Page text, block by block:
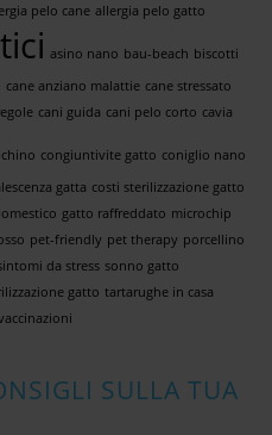
pelo cane allergia pelo gatto
asino nano bau-beach biscotti
cane anziano malattie cane stressato
cani guida cani pelo corto cavia
congiuntivite gatto coniglio nano
gatta costi sterilizzazione gatto
gatto raffreddato microchip
pet-friendly pet therapy porcellino
da stress sonno gatto
gatto tartarughe in casa
SULLA TUA